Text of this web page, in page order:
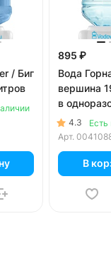
/ Биг
895 ₽
Вода
вершина
в
4.3
Есть
Арт.
В